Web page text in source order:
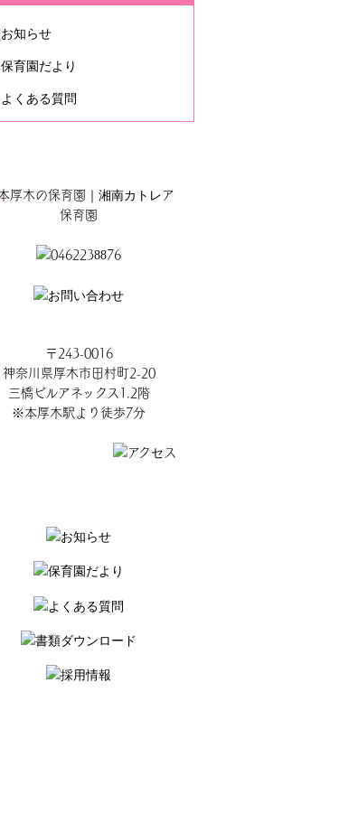
お知らせ
保育園だより
よくある質問
〒243-0016
神奈川県厚木市田村町2-20
三橋ビルアネックス1.2階
※本厚木駅より徒歩7分